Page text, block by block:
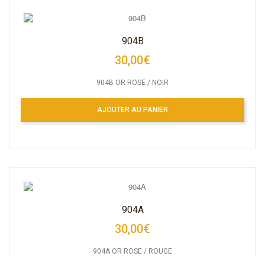
904B
30,00€
904B OR ROSE / NOIR
AJOUTER AU PANIER
904A
30,00€
904A OR ROSE / ROUGE